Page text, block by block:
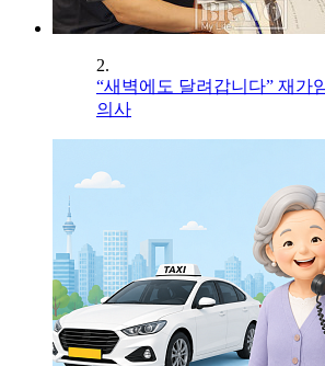
2.
“새벽에도 달려갑니다” 재가
의사